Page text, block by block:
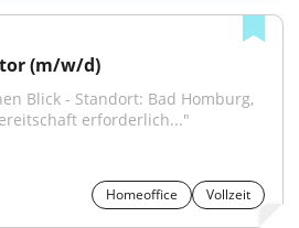
(m/w/d)
Blick - Standort: Bad Homburg,
erforderlich..."
Homeoffice Vollzeit